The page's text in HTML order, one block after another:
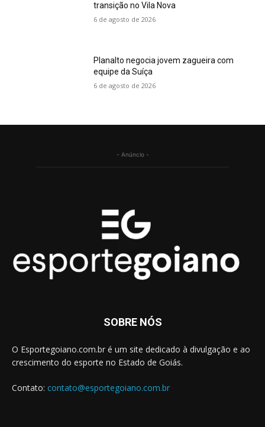
transição no Vila Nova
6 de agosto de 2026
Planalto negocia jovem zagueira com
equipe da Suíça
6 de agosto de 2026
- Anúncio -
SOBRE NÓS
O Esportegoiano.com.br é um site dedicado à divulgação e ao
crescimento do esporte no Estado de Goiás.
Contato: contato@esportegoiano.com.br